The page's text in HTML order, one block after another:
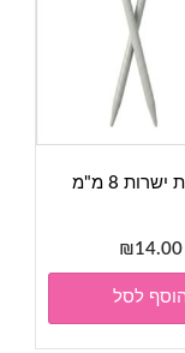
8 מ"מ
₪14.00
לסל